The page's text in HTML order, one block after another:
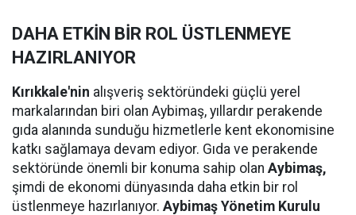
DAHA ETKİN BİR ROL ÜSTLENMEYE
HAZIRLANIYOR
Kırıkkale'nin alışveriş sektöründeki güçlü yerel
markalarından biri olan Aybimaş, yıllardır perakende
gıda alanında sunduğu hizmetlerle kent ekonomisine
katkı sağlamaya devam ediyor. Gıda ve perakende
sektöründe önemli bir konuma sahip olan Aybimaş,
şimdi de ekonomi dünyasında daha etkin bir rol
üstlenmeye hazırlanıyor. Aybimaş Yönetim Kurulu